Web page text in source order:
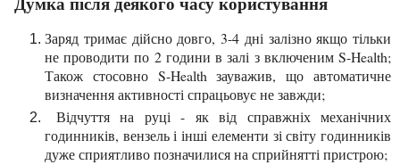
Заряд тримає дійсно довго, 3-4 дні залізно якщо тільки
не проводити по 2 години в залі з включеним S-Health;
Також стосовно S-Health зауважив, що автоматичне
визначення активності спрацьовує не завжди;
Відчуття на руці - як від справжніх механічних
годинників, вензель і інші елементи зі світу годинників
дуже сприятливо позначилися на сприйнятті пристрою;